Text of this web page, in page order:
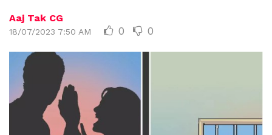
Aaj Tak CG
18/07/2023 7:50 AM 0 0